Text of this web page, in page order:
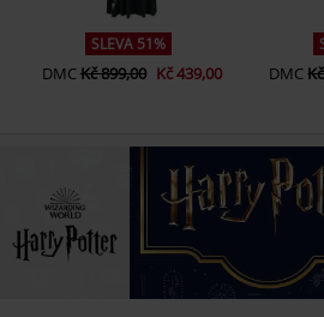
SLEVA 51%
DMCKč 899,00 Kč 439,00 DMC